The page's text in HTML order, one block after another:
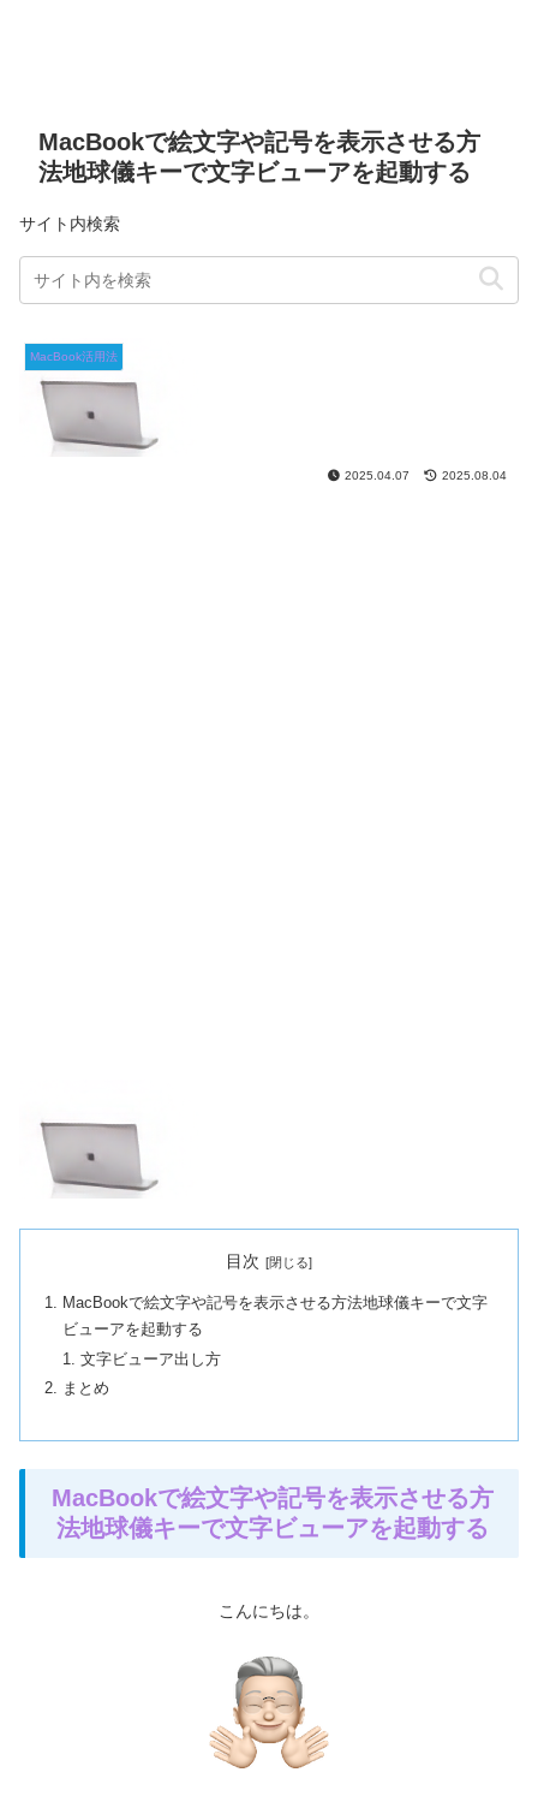
MacBookで絵文字や記号を表示させる方
法地球儀キーで文字ビューアを起動する
サイト内検索
MacBook活用法
2025.04.07 2025.08.04
目次
MacBookで絵文字や記号を表示させる方法地球儀キーで文字
ビューアを起動する
文字ビューア出し方
まとめ
MacBookで絵文字や記号を表示させる方
法地球儀キーで文字ビューアを起動する
こんにちは。